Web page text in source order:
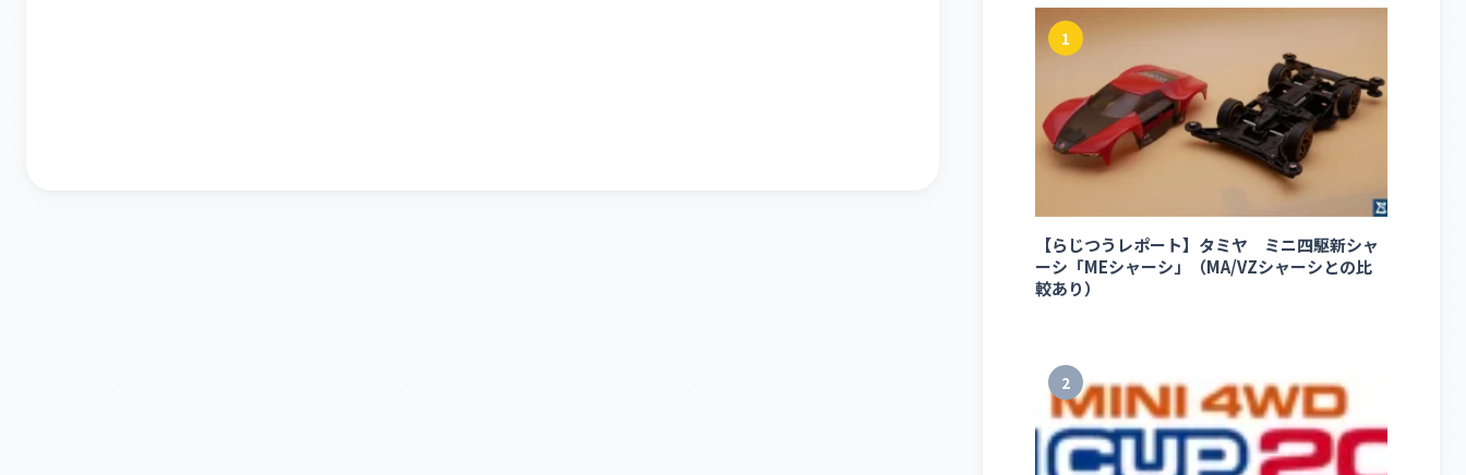
1
【らじつうレポート】タミヤ ミニ四駆新シャ
ーシ「MEシャーシ」（MA/VZシャーシとの比
較あり）
2